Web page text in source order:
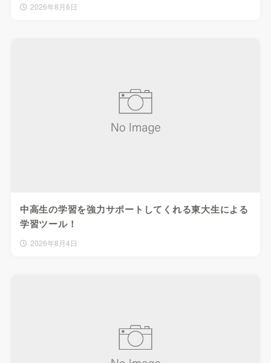
2026年8月6日
中高生の学習を強力サポートしてくれる東大生による
学習ツール！
2026年8月4日